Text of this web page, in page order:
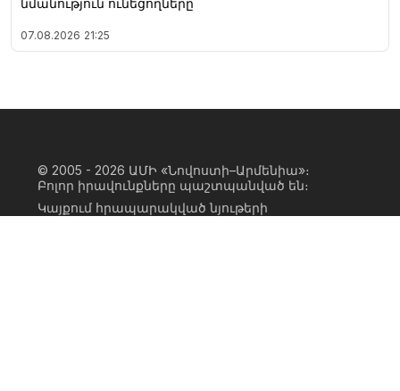
նմանություն ունեցողները
07.08.2026 21:25
© 2005 - 2026 ԱՄԻ «Նովոստի–Արմենիա»։
Բոլոր իրավունքները պաշտպանված են։
Կայքում հրապարակված նյութերի